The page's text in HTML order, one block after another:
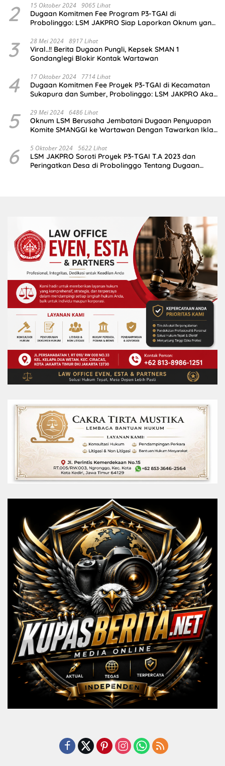
2 15 Oktober 2024 9065 Lihat
Dugaan Komitmen Fee Program P3-TGAI di
Probolinggo: LSM JAKPRO Siap Laporkan Oknum yang
3 28 Mei 2024 8917 Lihat
Viral..!! Berita Dugaan Pungli, Kepsek SMAN 1
Gondanglegi Blokir Kontak Wartawan
4 17 Oktober 2024 7714 Lihat
Dugaan Komitmen Fee Proyek P3-TGAI di Kecamatan
Sukapura dan Sumber, Probolinggo: LSM JAKPRO Akan
5 29 Mei 2024 6486 Lihat
Oknum LSM Berusaha Jembatani Dugaan Penyuapan
Komite SMANGGI ke Wartawan Dengan Tawarkan Iklan
6 5 Oktober 2024 5622 Lihat
LSM JAKPRO Soroti Proyek P3-TGAI T.A 2023 dan
Peringatkan Desa di Probolinggo Tentang Dugaan